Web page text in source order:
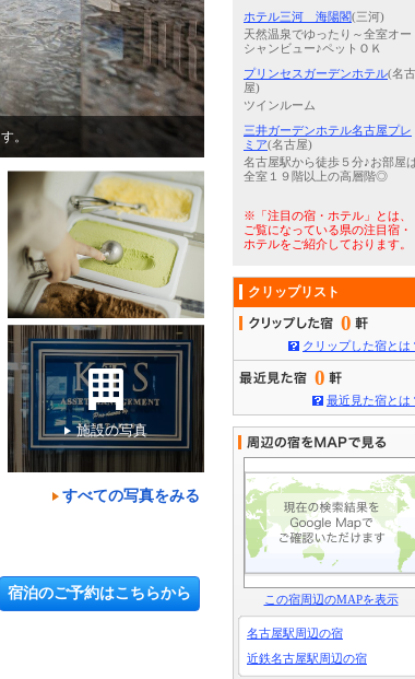
【男性専用浴場】サウナ完備
施設の写真
すべての写真をみる
宿泊のご予約はこちらから
ホテル三河 海陽閣(三河)
天然温泉でゆったり～全室オー
シャンビュー♪ペットＯＫ
プリンセスガーデンホテル(名古
屋)
ツインルーム
三井ガーデンホテル名古屋プレ
ミア(名古屋)
名古屋駅から徒歩５分♪お部屋
全室１９階以上の高層階◎
※「注目の宿・ホテル」とは、
ご覧になっている県の注目宿・
ホテルをご紹介しております。
クリップリスト
0
クリップした宿とは
0
最近見た宿とは
この宿周辺のMAPを表示
名古屋駅周辺の宿
近鉄名古屋駅周辺の宿